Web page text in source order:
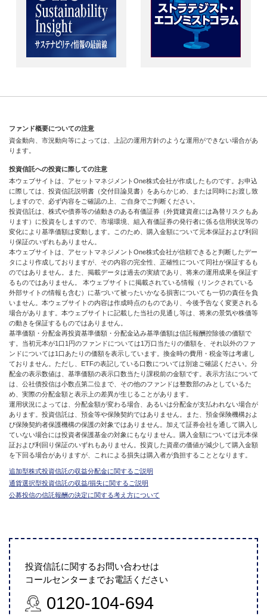
ファンド概要についての注意
資金動向、市況動向等によっては、上記の運用方針のような運用ができない場合があ
ります。
投資信託への投資に際しての注意
本ウェブサイトは、アセットマネジメントOne株式会社が作成したものです。お申込
に際しては、投資信託説明書（交付目論見書）をあらかじめ、または同時にお渡し致
しますので、必ず内容をご確認の上、ご自身でご判断ください。
投資信託は、株式や債券等の値動きのある有価証券（外貨建資産には為替リスクもあ
ります）に投資をしますので、市場環境、組入有価証券の発行者に係る信用状況等の
変化により基準価額は変動します。このため、購入金額について元本保証および利回
り保証のいずれもありません。
本ウェブサイトは、アセットマネジメントOne株式会社が信頼できると判断したデー
タにより作成しておりますが、その内容の完全性、正確性について同社が保証するも
のではありません。また、掲載データは過去の実績であり、将来の運用成果を保証す
るものではありません。 本ウェブサイトに掲載されている情報（リンクされている
外部サイトの情報も含む）に基づいて被ったいかなる損害についても一切の責任を負
いません。本ウェブサイトの内容は作成時点のものであり、今後予告なく変更される
場合があります。本ウェブサイトに記載した当社の見通し等は、将来の景気や株価等
の動きを保証するものではありません。
基準価額・分配金再投資基準価額・分配金込み基準価額は信託報酬控除後の価額で
す。当初元本が1口1円のファンドについては1万口当たりの価額を、それ以外のファ
ンドについては1口あたりの価額を表示しています。換金時の費用・税金等は考慮し
ておりません。ただし、ETFの表記している口数については別途ご確認ください。分
配金の表示数値は、基準価額の表示口数当たり課税前の金額です。表示方法について
は、公社債投信は小数点第二位まで、その他のファンドは整数部のみとしているた
め、実際の分配金額と表示上の差異が生じることがあります。
運用状況によっては、分配金額が変わる場合、あるいは分配金が支払われない場合が
あります。投資信託は、預金等や保険契約ではありません。また、預金保険機構およ
び保険契約者保護機構の保護の対象ではありません。加えて証券会社を通して購入し
ていない場合には投資者保護基金の対象にもなりません。購入金額については元本保
証および利回り保証のいずれもありません。投資した資産の価値が減少して購入金額
を下回る場合がありますが、これによる損失は購入者が負担することとなります。
追加型株式投資信託の収益分配金に関するご説明
通貨選択型投資信託の収益/損失に関するご説明
公募投信の信託報酬の決定に関する考え方について
投資信託に関するお問い合わせは
コールセンターまでお電話ください
0120-104-694